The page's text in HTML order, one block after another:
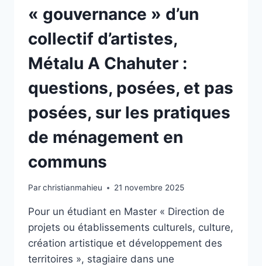
« gouvernance » d’un
collectif d’artistes,
Métalu A Chahuter :
questions, posées, et pas
posées, sur les pratiques
de ménagement en
communs
Parchristianmahieu 21 novembre 2025
Pour un étudiant en Master « Direction de
projets ou établissements culturels, culture,
création artistique et développement des
territoires », stagiaire dans une